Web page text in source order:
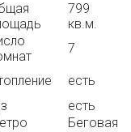
домашний
кладовая для
259 кв. м.
799
кв.м.
7
есть
есть
Беговая